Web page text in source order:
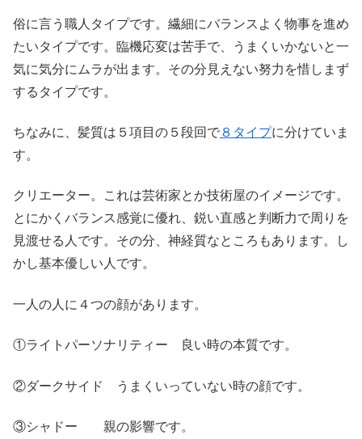
俗に言う職人タイプです。繊細にバランスよく物事を進め
たいタイプです。臨機応変は苦手で、うまくいかないと一
気に気分にムラが出ます。その分見えない努力を惜しまず
するタイプです。
ちなみに、髪質は５項目の５段回で８タイプに分けていま
す。
クリエーター。これは芸術家とか技術屋のイメージです。
とにかくバランス感覚に優れ、鋭い直感と判断力で周りを
見渡せる人です。その分、神経質なところもあります。し
かし基本優しい人です。
一人の人に４つの顔があります。
①ライトパーソナリティー 良い時の本質です。
②ダークサイド うまくいっていない時の顔です。
③シャドー 親の影響です。